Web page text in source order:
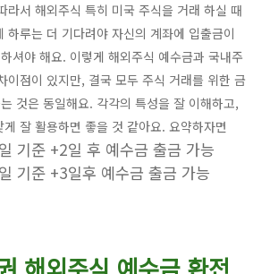
라서 해외주식 특히 미국 주식을 거래 하실 때
하루는 더 기다려야 자신의 계좌에 입출금이
셔야 해요. 이렇게 해외주식 예수금과 국내주
이점이 있지만, 결국 모두 주식 거래를 위한 금
것은 동일해요. 각각의 특성을 잘 이해하고,
잘 활용하면 좋을 것 같아요. 요약하자면
기준 +2일 후 예수금 출금 가능
기준 +3일후 예수금 출금 가능